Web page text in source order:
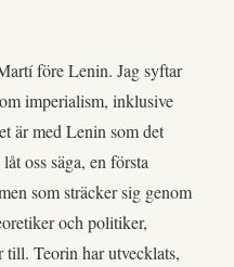
före Lenin. Jag syftar
imperialism, inklusive
är med Lenin som det
oss säga, en första
som sträcker sig genom
och politiker,
Teorin har utvecklats,